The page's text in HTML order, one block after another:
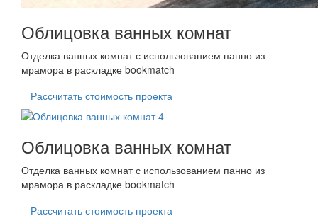
Облицовка ванных комнат
Отделка ванных комнат с использованием панно из
мрамора в раскладке bookmatch
Рассчитать стоимость проекта
Облицовка ванных комнат
Отделка ванных комнат с использованием панно из
мрамора в раскладке bookmatch
Рассчитать стоимость проекта